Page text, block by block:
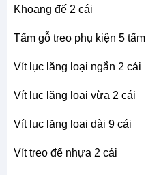
Khoang đế 2 cái
Tấm gỗ treo phụ kiện 5 tấm
Vít lục lăng loại ngắn 2 cái
Vít lục lăng loại vừa 2 cái
Vít lục lăng loại dài 9 cái
Vít treo đế nhựa 2 cái